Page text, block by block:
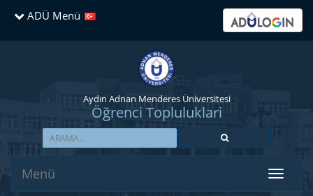
ADÜ Menü
Aydın Adnan Menderes Üniversitesi
Öğrenci Topluluklari
Menü